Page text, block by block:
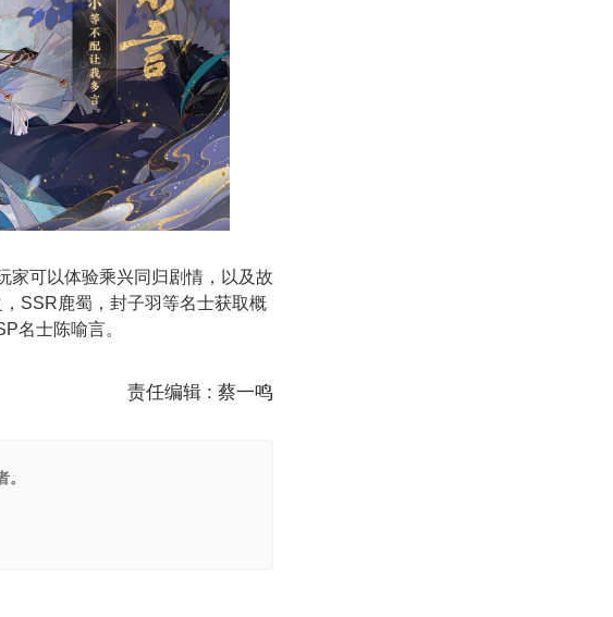
家可以体验乘兴同归剧情，以及故
SSR鹿蜀，封子羽等名士获取概
名士陈喻言。
责任编辑 : 蔡一鸣